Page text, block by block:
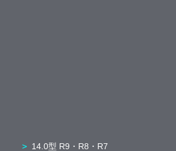
14.0型 R9・R8・R7